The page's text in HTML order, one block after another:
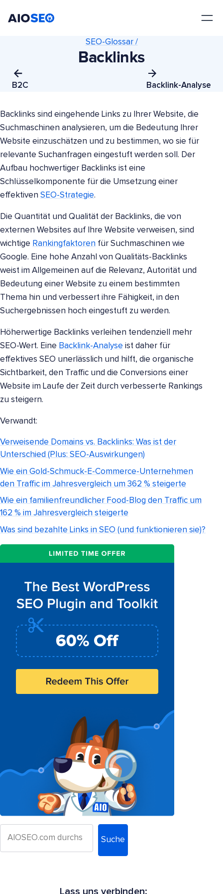
B2C
SEO-Glossar /
Backlinks
Backlink-Analyse
Backlinks sind eingehende Links zu Ihrer Website, die
Suchmaschinen analysieren, um die Bedeutung Ihrer
Website einzuschätzen und zu bestimmen, wo sie für
relevante Suchanfragen eingestuft werden soll. Der
Aufbau hochwertiger Backlinks ist eine
Schlüsselkomponente für die Umsetzung einer
effektiven SEO-Strategie.
Die Quantität und Qualität der Backlinks, die von
externen Websites auf Ihre Website verweisen, sind
wichtige Rankingfaktoren für Suchmaschinen wie
Google. Eine hohe Anzahl von Qualitäts-Backlinks
weist im Allgemeinen auf die Relevanz, Autorität und
Bedeutung einer Website zu einem bestimmten
Thema hin und verbessert ihre Fähigkeit, in den
Suchergebnissen hoch eingestuft zu werden.
Höherwertige Backlinks verleihen tendenziell mehr
SEO-Wert. Eine Backlink-Analyse ist daher für
effektives SEO unerlässlich und hilft, die organische
Sichtbarkeit, den Traffic und die Conversions einer
Website im Laufe der Zeit durch verbesserte Rankings
zu steigern.
Verwandt:
Verweisende Domains vs. Backlinks: Was ist der
Unterschied (Plus: SEO-Auswirkungen)
Wie ein Gold-Schmuck-E-Commerce-Unternehmen
den Traffic im Jahresvergleich um 362 % steigerte
Wie ein familienfreundlicher Food-Blog den Traffic um
162 % im Jahresvergleich steigerte
Was sind bezahlte Links in SEO (und funktionieren sie)?
Suche
Lass uns verbinden: